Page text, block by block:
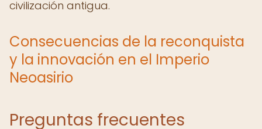
civilización antigua.
Consecuencias de la reconquista
y la innovación en el Imperio
Neoasirio
Preguntas frecuentes